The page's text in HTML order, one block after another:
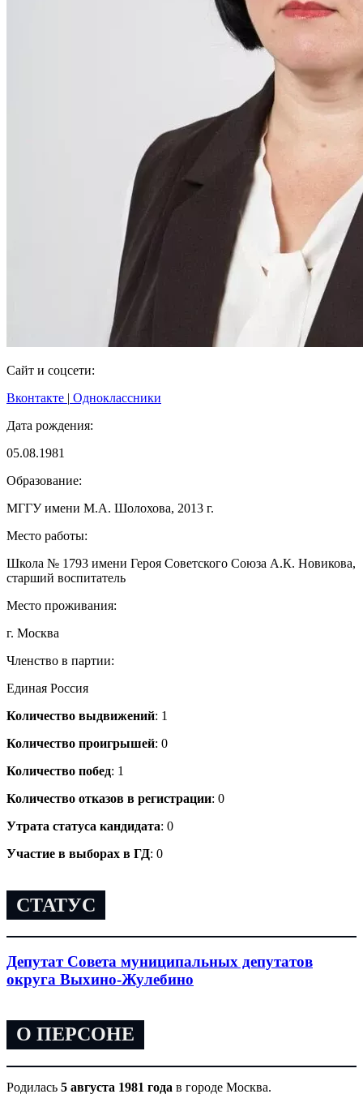
Сайт и соцсети:
Вконтакте | Одноклассники
Дата рождения:
05.08.1981
Образование:
МГГУ имени М.А. Шолохова, 2013 г.
Место работы:
Школа № 1793 имени Героя Советского Союза А.К. Новикова,
старший воспитатель
Место проживания:
г. Москва
Членство в партии:
Единая Россия
Количество выдвижений: 1
Количество проигрышей: 0
Количество побед: 1
Количество отказов в регистрации: 0
Утрата статуса кандидата: 0
Участие в выборах в ГД: 0
СТАТУС
Депутат Совета муниципальных депутатов
округа Выхино-Жулебино
О ПЕРСОНЕ
Родилась 5 августа 1981 года в городе Москва.